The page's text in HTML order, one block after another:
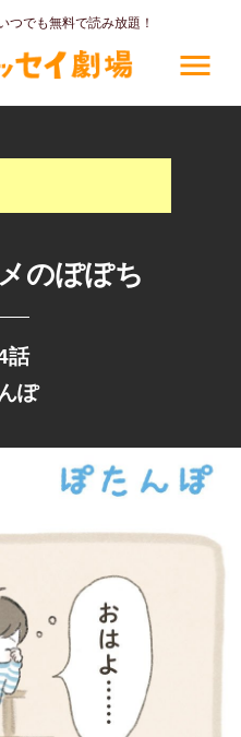
つでも無料で読み放題！
menu
のぽぽち
話
ぽ